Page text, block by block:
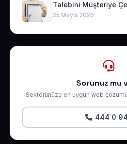
Talebini Müşteriye
25 Mayıs 2026
Sorunuz mu
Sektörünüze en uygun web
444 0